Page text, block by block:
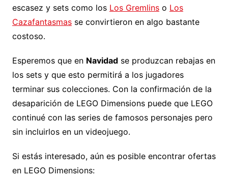
escasez y sets como los Los Gremlinso Los
Cazafantasmasse convirtieron en algo bastante
costoso.
Esperemos que en Navidadse produzcan rebajas en
los sets y que esto permitirá a los jugadores
terminar sus colecciones. Con la confirmación de la
desaparición de LEGO Dimensions puede que LEGO
continué con las series de famosos personajes pero
sin incluirlos en un videojuego.
Si estás interesado, aún es posible encontrar ofertas
en LEGO Dimensions: